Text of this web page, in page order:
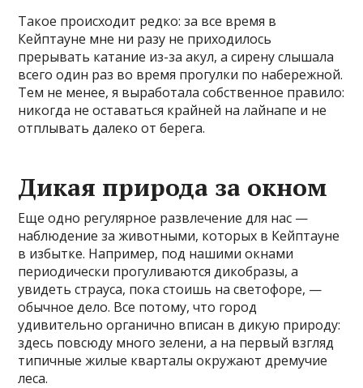
Такое происходит редко: за все время в
Кейптауне мне ни разу не приходилось
прерывать катание из-за акул, а сирену слышала
всего один раз во время прогулки по набережной.
Тем не менее, я выработала собственное правило:
никогда не оставаться крайней на лайнапе и не
отплывать далеко от берега.
Дикая природа за окном
Еще одно регулярное развлечение для нас —
наблюдение за животными, которых в Кейптауне
в избытке. Например, под нашими окнами
периодически прогуливаются дикобразы, а
увидеть страуса, пока стоишь на светофоре, —
обычное дело. Все потому, что город
удивительно органично вписан в дикую природу:
здесь повсюду много зелени, а на первый взгляд
типичные жилые кварталы окружают дремучие
леса.